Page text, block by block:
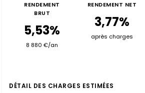
RENDEMENT
BRUT
5,53%
8 880 €/an
RENDEMENT NET
3,77%
après charges
DÉTAIL DES CHARGES ESTIMÉES